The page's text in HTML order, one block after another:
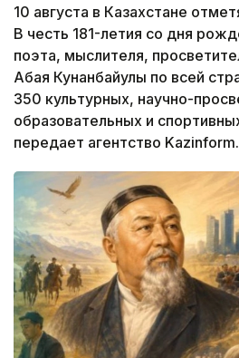
10 августа в Казахстане
В честь 181-летия со дня
поэта, мыслителя,
Абая Кунанбайулы по всей
350 культурных, научно-
образовательных и
передает агентство Kazinform.